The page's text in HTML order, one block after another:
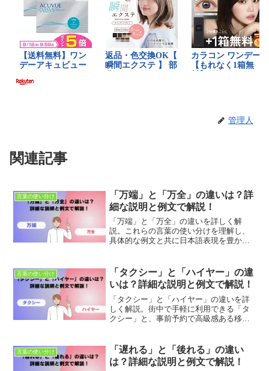
管理人
関連記事
言葉の使い分け
「万端」と「万全」の違いは？詳
細な説明と例文で解説！
「万端」と「万全」の違いを詳しく解
説。これらの言葉の使い分けを理解し、
具体的な例文と共に日本語表現を豊かに
ンを目指します。
言葉の使い分け
「タクシー」と「ハイヤー」の違
いは？詳細な説明と例文で解説！
「タクシー」と「ハイヤー」の違いを詳
しく解説。街中で手軽に利用できる「タ
クシー」と、事前予約で高級感ある移動
ぶ方法を学びましょう。具体的な例文で
その違いをしっかり把握しましょう。
言葉の使い分け
「遅れる」と「後れる」の違い
は？詳細な説明と例文で解説！